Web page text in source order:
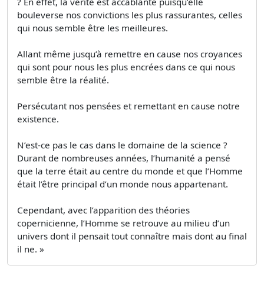
bouleverse nos convictions les plus rassurantes, celles
qui nous semble être les meilleures.
Allant même jusqu’à remettre en cause nos croyances
qui sont pour nous les plus encrées dans ce qui nous
semble être la réalité.
Persécutant nos pensées et remettant en cause notre
existence.
N’est-ce pas le cas dans le domaine de la science ?
Durant de nombreuses années, l’humanité a pensé
que la terre était au centre du monde et que l’Homme
était l’être principal d’un monde nous appartenant.
Cependant, avec l’apparition des théories
copernicienne, l’Homme se retrouve au milieu d’un
univers dont il pensait tout connaître mais dont au final
il ne. »